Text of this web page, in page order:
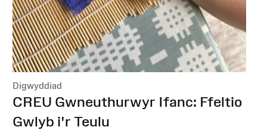
Digwyddiad
:CREU Gwneuthurwyr Ifanc: Ffeltio
Gwlyb i'r Teulu